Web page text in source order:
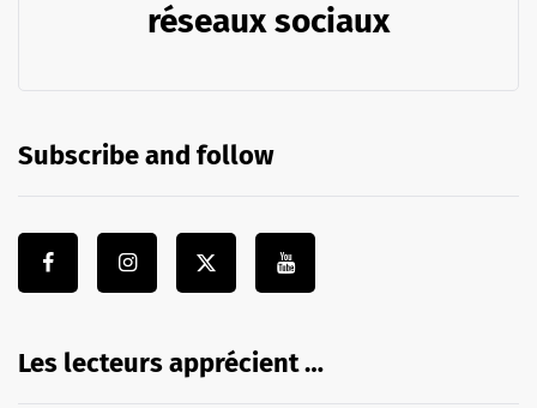
réseaux sociaux
Subscribe and follow
Les lecteurs apprécient …